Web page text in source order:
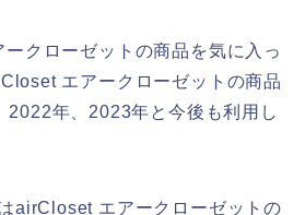
クローゼットの商品を気に入っ
エアークローゼットの商品
2022年、2023年と今後も利用し
airCloset エアークローゼットの